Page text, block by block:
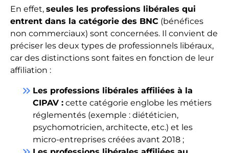
En effet, seules les professions libérales qui
entrent dans la catégorie des BNC (bénéfices
non commerciaux) sont concernées. Il convient de
préciser les deux types de professionnels libéraux,
car des distinctions sont faites en fonction de leur
affiliation :
keyboard_double_arrow_right Les professions libérales affiliées à la
CIPAV : cette catégorie englobe les métiers
réglementés (exemple : diététicien,
psychomotricien, architecte, etc.) et les
micro-entreprises créées avant 2018 ;